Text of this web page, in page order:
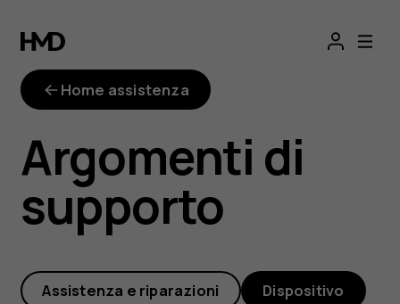
Come
si
fa
ad
aggiungere
ed
Home assistenza
Argomenti di
supporto
Assistenza e riparazioni Dispositivo